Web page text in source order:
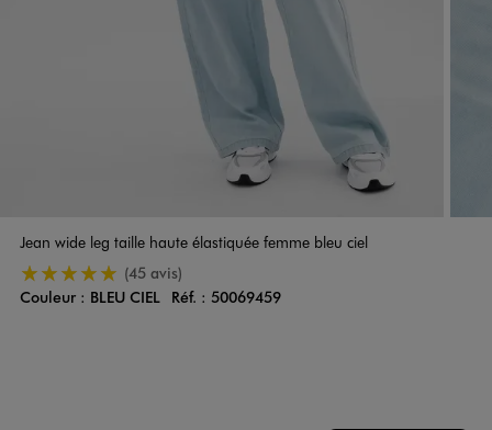
Jean wide leg taille haute élastiquée femme bleu ciel
5/5 de moyenne(45 avis)
Couleur
Couleur : BLEU CIEL Réf. : 50069459